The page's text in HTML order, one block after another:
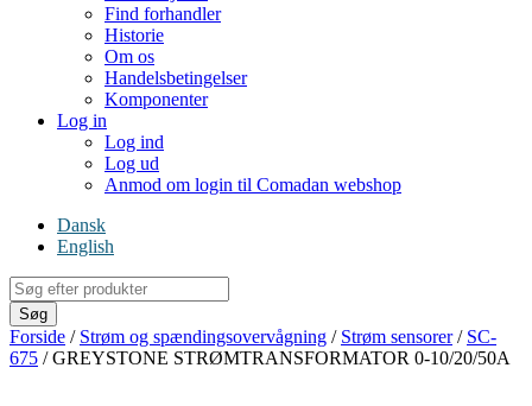
Find forhandler
Historie
Om os
Handelsbetingelser
Komponenter
Log in
Log ind
Log ud
Anmod om login til Comadan webshop
Dansk
English
Products
search
Søg
Forside / Strøm og spændingsovervågning / Strøm sensorer/ SC-
675 / GREYSTONE STRØMTRANSFORMATOR 0-10/20/50A